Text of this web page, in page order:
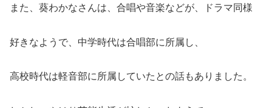
また、葵わかなさんは、合唱や音楽などが、ドラマ同様
好きなようで、中学時代は合唱部に所属し、
高校時代は軽音部に所属していたとの話もありました。